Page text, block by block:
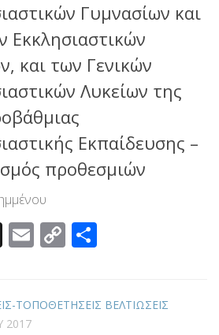
Γυμνασίων και
Εκκλησιαστικών
και των Γενικών
Λυκείων της
Εκπαίδευσης –
προθεσμιών
X Email
Copy
ΤΟΠΟΘΕΤΗΣΕΙΣ ΒΕΛΤΙΩΣΕΙΣ
2017